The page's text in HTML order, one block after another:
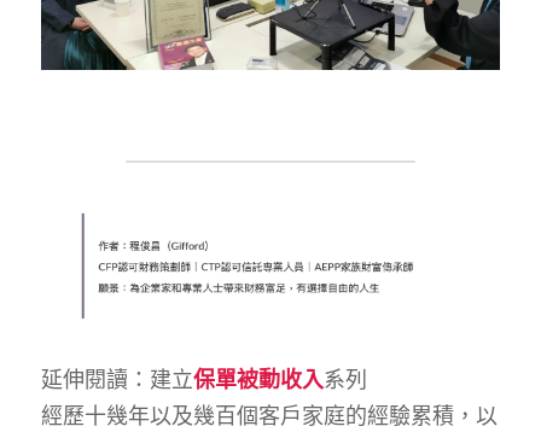
延伸閱讀：建立保單被動收入系列
經歷十幾年以及幾百個客戶家庭的經驗累積，以